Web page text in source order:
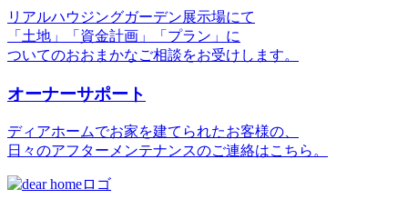
リアルハウジングガーデン展示場にて
「土地」「資金計画」「プラン」に
ついてのおおまかなご相談をお受けします。
オーナーサポート
ディアホームでお家を建てられたお客様の、
日々のアフターメンテナンスのご連絡はこちら。